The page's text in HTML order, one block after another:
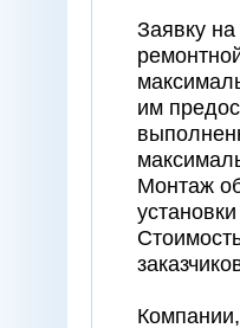
Заявку
им
Монтаж